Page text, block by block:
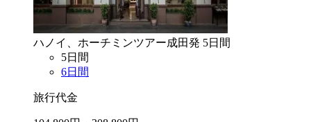
ハノイ、ホーチミンツアー成田発 5日間
5日間
6日間
旅行代金